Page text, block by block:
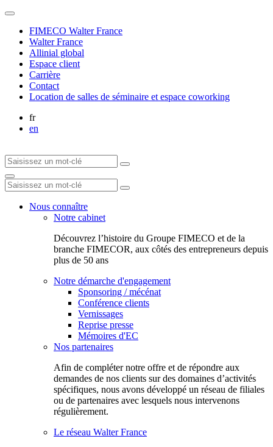
FIMECO Walter France
Walter France
Allinial global
Espace client
Carrière
Contact
Location de salles de séminaire et espace coworking
fr
en
Nous connaître
Notre cabinet
Découvrez l’histoire du Groupe FIMECO et de la
branche FIMECOR, aux côtés des entrepreneurs depuis
plus de 50 ans
Notre démarche d'engagement
Sponsoring / mécénat
Conférence clients
Vernissages
Reprise presse
Mémoires d'EC
Nos partenaires
Afin de compléter notre offre et de répondre aux
demandes de nos clients sur des domaines d’activités
spécifiques, nous avons développé un réseau de filiales
ou de partenaires avec lesquels nous intervenons
régulièrement.
Le réseau Walter France